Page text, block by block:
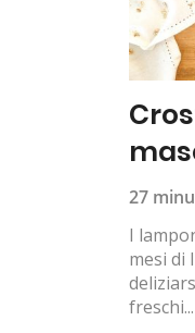
27
I
mesi di
freschi...